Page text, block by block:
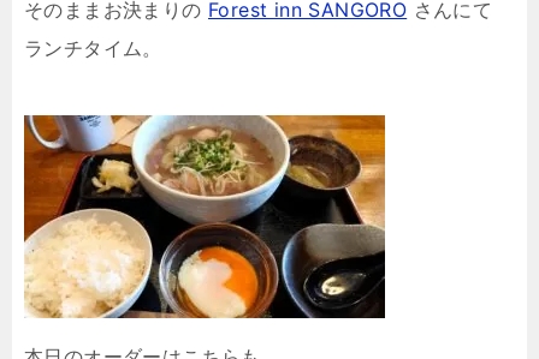
そのままお決まりの Forest inn SANGORO さんにて
ランチタイム。